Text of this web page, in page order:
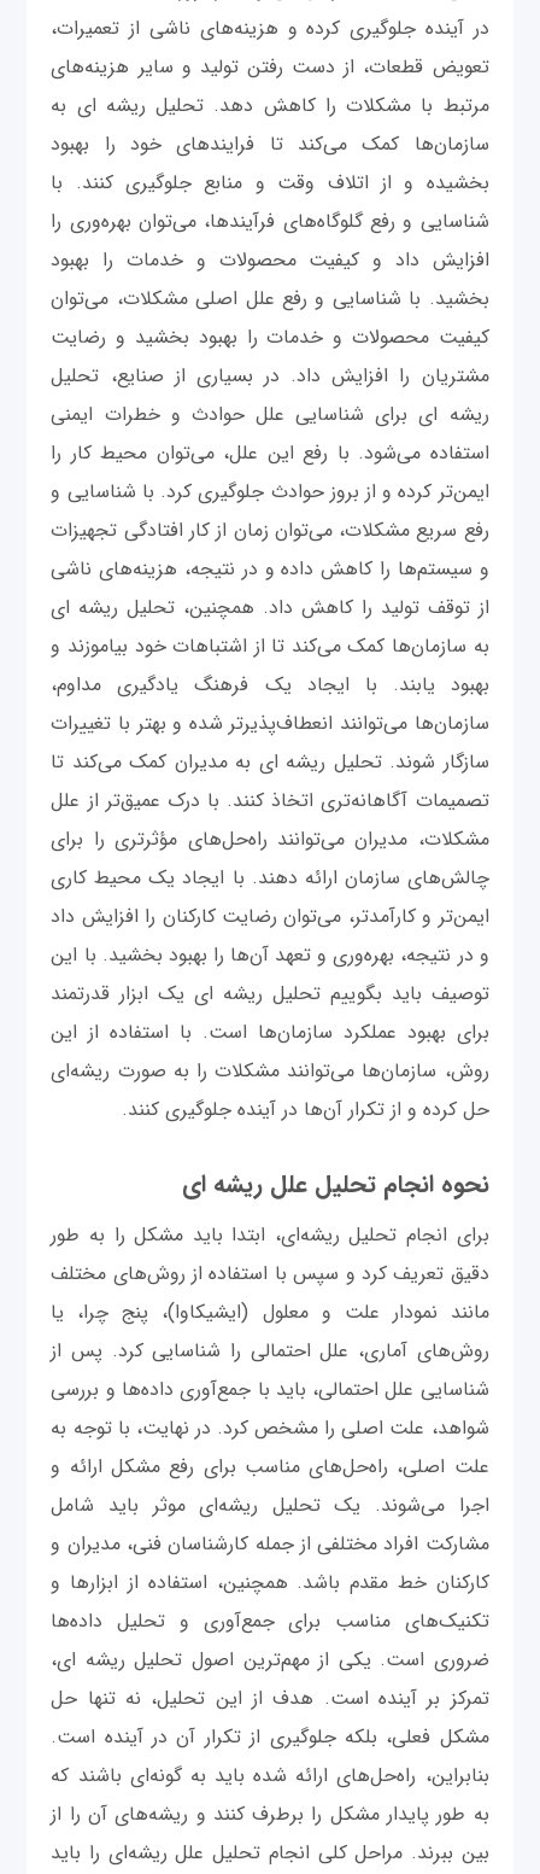
در آینده جلوگیری کرده و هزینه‌های ناشی از تعمیرات،
تعویض قطعات، از دست رفتن تولید و سایر هزینه‌های
مرتبط با مشکلات را کاهش دهد. تحلیل ریشه ای به
سازمان‌ها کمک می‌کند تا فرایندهای خود را بهبود
بخشیده و از اتلاف وقت و منابع جلوگیری کنند. با
شناسایی و رفع گلوگاه‌های فرآیندها، می‌توان بهره‌وری را
افزایش داد و کیفیت محصولات و خدمات را بهبود
بخشید. با شناسایی و رفع علل اصلی مشکلات، می‌توان
کیفیت محصولات و خدمات را بهبود بخشید و رضایت
مشتریان را افزایش داد. در بسیاری از صنایع، تحلیل
ریشه ای برای شناسایی علل حوادث و خطرات ایمنی
استفاده می‌شود. با رفع این علل، می‌توان محیط کار را
ایمن‌تر کرده و از بروز حوادث جلوگیری کرد. با شناسایی و
رفع سریع مشکلات، می‌توان زمان از کار افتادگی تجهیزات
و سیستم‌ها را کاهش داده و در نتیجه، هزینه‌های ناشی
از توقف تولید را کاهش داد. همچنین، تحلیل ریشه ای
به سازمان‌ها کمک می‌کند تا از اشتباهات خود بیاموزند و
بهبود یابند. با ایجاد یک فرهنگ یادگیری مداوم،
سازمان‌ها می‌توانند انعطاف‌پذیرتر شده و بهتر با تغییرات
سازگار شوند. تحلیل ریشه ای به مدیران کمک می‌کند تا
تصمیمات آگاهانه‌تری اتخاذ کنند. با درک عمیق‌تر از علل
مشکلات، مدیران می‌توانند راه‌حل‌های مؤثرتری را برای
چالش‌های سازمان ارائه دهند. با ایجاد یک محیط کاری
ایمن‌تر و کارآمدتر، می‌توان رضایت کارکنان را افزایش داد
و در نتیجه، بهره‌وری و تعهد آن‌ها را بهبود بخشید. با این
توصیف باید بگوییم تحلیل ریشه ای یک ابزار قدرتمند
برای بهبود عملکرد سازمان‌ها است. با استفاده از این
روش، سازمان‌ها می‌توانند مشکلات را به صورت ریشه‌ای
حل کرده و از تکرار آن‌ها در آینده جلوگیری کنند.
نحوه انجام تحلیل علل ریشه ‌ای
برای انجام تحلیل ریشه‌ای، ابتدا باید مشکل را به طور
دقیق تعریف کرد و سپس با استفاده از روش‌های مختلف
مانند نمودار علت و معلول (ایشیکاوا)، پنج چرا، یا
روش‌های آماری، علل احتمالی را شناسایی کرد. پس از
شناسایی علل احتمالی، باید با جمع‌آوری داده‌ها و بررسی
شواهد، علت اصلی را مشخص کرد. در نهایت، با توجه به
علت اصلی، راه‌حل‌های مناسب برای رفع مشکل ارائه و
اجرا می‌شوند. یک تحلیل ریشه‌ای موثر باید شامل
مشارکت افراد مختلفی از جمله کارشناسان فنی، مدیران و
کارکنان خط مقدم باشد. همچنین، استفاده از ابزارها و
تکنیک‌های مناسب برای جمع‌آوری و تحلیل داده‌ها
ضروری است. یکی از مهم‌ترین اصول تحلیل ریشه ای،
تمرکز بر آینده است. هدف از این تحلیل، نه تنها حل
مشکل فعلی، بلکه جلوگیری از تکرار آن در آینده است.
بنابراین، راه‌حل‌های ارائه شده باید به گونه‌ای باشند که
به طور پایدار مشکل را برطرف کنند و ریشه‌های آن را از
بین ببرند. مراحل کلی انجام تحلیل علل ریشه‌ای را باید